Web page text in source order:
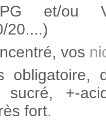
et/ou
20....)
vos
obligatoire,
+-
fort.